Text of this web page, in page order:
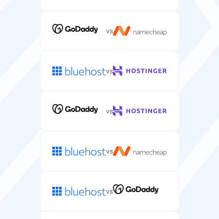
haldamiseks.
(enamiku pakettide puhul piiramatu).
Operatsioonisüsteem
vs
vs
vs
vs
vs